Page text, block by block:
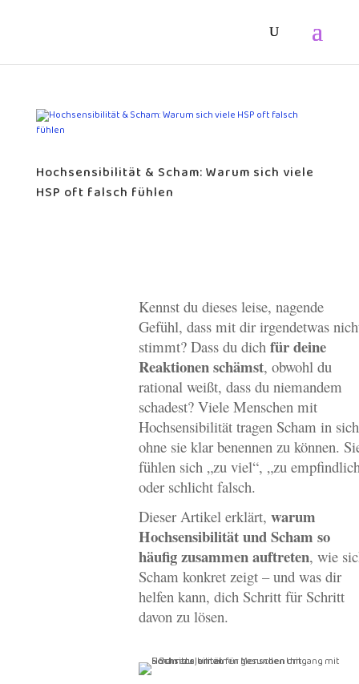
Hochsensibilität & Scham: Warum sich viele
HSP oft falsch fühlen
Kennst du dieses leise, nagende
Gefühl, dass mit dir irgendetwas
stimmt? Dass du dich für deine
Reaktionen schämst, obwohl du
rational weißt, dass du niemandem
schadest? Viele Menschen mit
Hochsensibilität tragen Scham in
ohne sie klar benennen zu können.
fühlen sich „zu viel“, „zu
oder schlicht falsch.
Dieser Artikel erklärt, warum
Hochsensibilität und Scham so
häufig zusammen auftreten, wie
Scham konkret zeigt – und was dir
helfen kann, dich Schritt für Schritt
davon zu lösen.